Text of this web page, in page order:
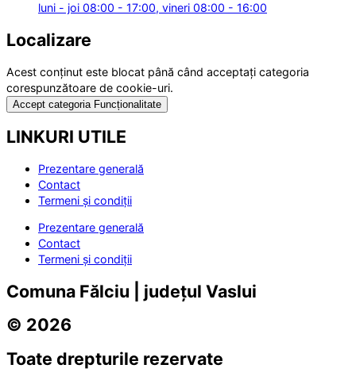
luni - joi 08:00 - 17:00, vineri 08:00 - 16:00
Localizare
Acest conținut este blocat până când acceptați categoria
corespunzătoare de cookie-uri.
Accept categoria Funcționalitate
LINKURI UTILE
Prezentare generală
Contact
Termeni și condiții
Prezentare generală
Contact
Termeni și condiții
Comuna Fălciu | județul Vaslui
© 2026
Toate drepturile rezervate